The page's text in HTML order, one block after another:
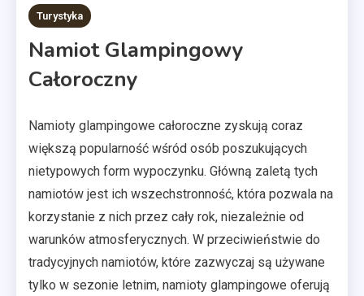
Turystyka
Namiot Glampingowy
Całoroczny
Namioty glampingowe całoroczne zyskują coraz
większą popularność wśród osób poszukujących
nietypowych form wypoczynku. Główną zaletą tych
namiotów jest ich wszechstronność, która pozwala na
korzystanie z nich przez cały rok, niezależnie od
warunków atmosferycznych. W przeciwieństwie do
tradycyjnych namiotów, które zazwyczaj są używane
tylko w sezonie letnim, namioty glampingowe oferują